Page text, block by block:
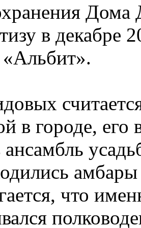
в декабре
в городе, его
что